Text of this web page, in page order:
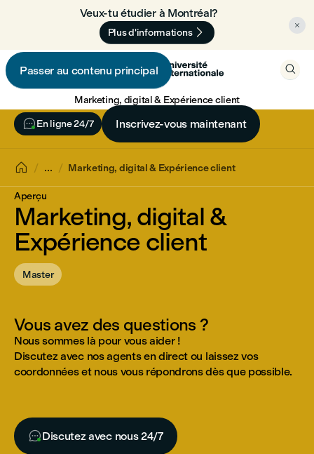
Veux-tu étudier à Montréal? 🇨🇦
Plus d'informations

Passer au contenu principal
 
Marketing, digital & Expérience client
En ligne 24/7 Inscrivez-vous maintenant
 ... Marketing, digital & Expérience client
Aperçu
Marketing, digital &
Expérience client
Master
Vous avez des questions ?
Nous sommes là pour vous aider !
Discutez avec nos agents en direct ou laissez vos
coordonnées et nous vous répondrons dès que possible.
Discutez avec nous 24/7